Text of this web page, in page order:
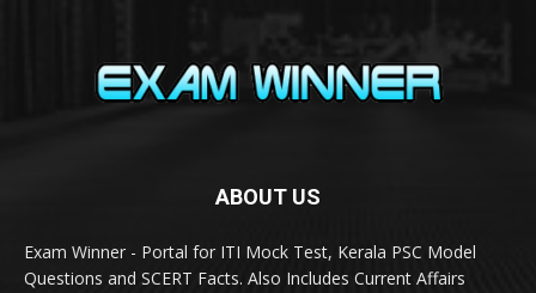
ABOUT US
Exam Winner - Portal for ITI Mock Test, Kerala PSC Model
Questions and SCERT Facts. Also Includes Current Affairs